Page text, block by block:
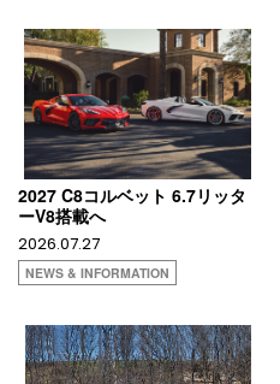
2027 C8コルベット 6.7リッタ
ーV8搭載へ
2026.07.27
NEWS & INFORMATION